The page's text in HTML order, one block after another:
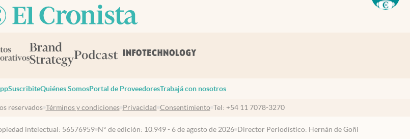
SuscribiteQuiénes SomosPortal de ProveedoresTrabajá con nosotros
reservados Términos y condiciones Privacidad Consentimiento Tel: +54 11 7078-3270
intelectual: 56576959 N° de edición: 10.949 - 6 de agosto de 2026 Director Periodístico: Hernán de Goñi